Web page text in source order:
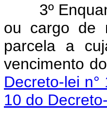
3º
ou cargo de
parcela a
vencimento
Decreto-lei
10 do